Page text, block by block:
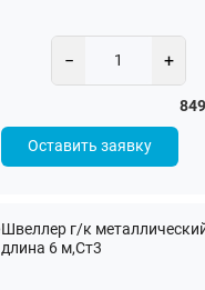
− +
Оставить заявку
Швеллер г/к
длина 6 м,Ст3